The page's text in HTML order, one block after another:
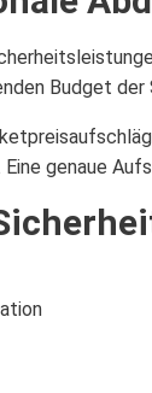
Budget
genaue